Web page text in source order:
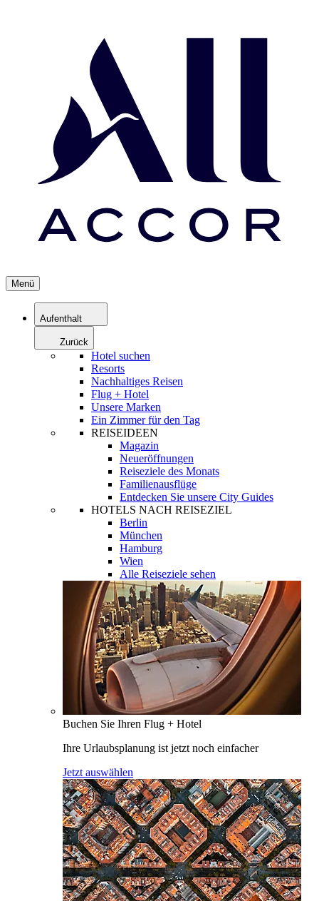
Menü
Aufenthalt
Zurück
Hotel suchen
Resorts
Nachhaltiges Reisen
Flug + Hotel
Unsere Marken
Ein Zimmer für den Tag
REISEIDEEN
Magazin
Neueröffnungen
Reiseziele des Monats
Familienausflüge
Entdecken Sie unsere City Guides
HOTELS NACH REISEZIEL
Berlin
München
Hamburg
Wien
Alle Reiseziele sehen
Buchen Sie Ihren Flug + Hotel
Ihre Urlaubsplanung ist jetzt noch einfacher
Jetzt auswählen